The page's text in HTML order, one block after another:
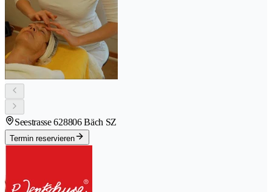
Seestrasse 628806 Bäch SZ
Termin reservieren